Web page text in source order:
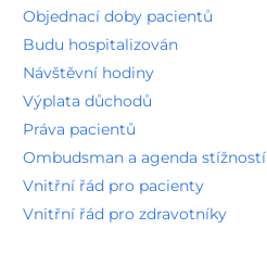
Objednací doby pacientů
Budu hospitalizován
Návštěvní hodiny
Výplata důchodů
Práva pacientů
Ombudsman a agenda stížností
Vnitřní řád pro pacienty
Vnitřní řád pro zdravotníky